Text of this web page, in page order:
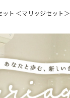
ト ＜マリッジセット＞